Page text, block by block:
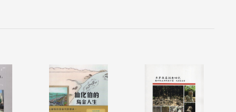
以高雄港為中心，範圍並不廣大，與今日包含鳳
城市風格及規模皆奠基於當時日人的設計。高雄市
個新城市，所以日人聚集情形更為明顯，其人數約佔
對高雄市發展的影響。
明顯不足，各地重要日人（領導人物）更少有人提